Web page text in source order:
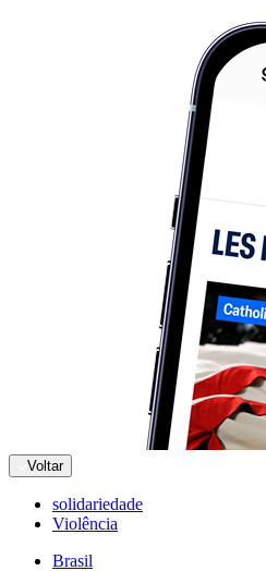
Voltar
solidariedade
Violência
Brasil